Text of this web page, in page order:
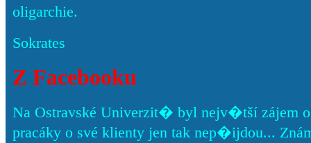
oligarchie.
Sokrates
Z Facebooku
Na Ostravské Univerzit� byl nejv�tší zájem
pracáky o své klienty jen tak nep�ijdou...